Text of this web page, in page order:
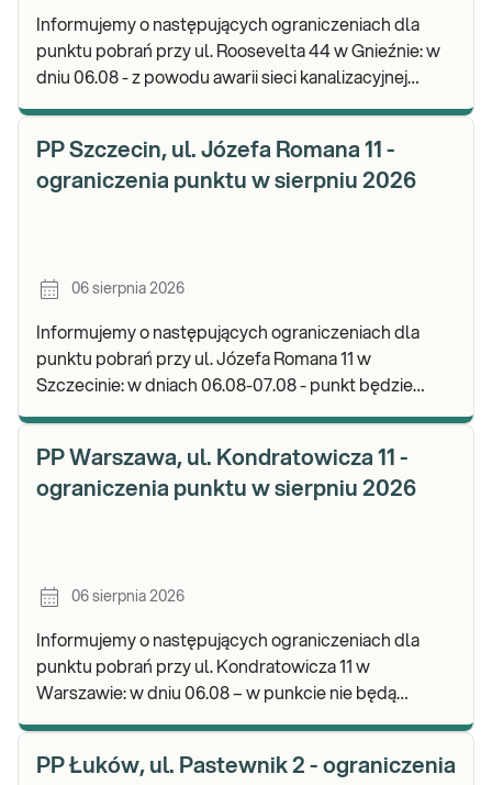
Informujemy o następujących ograniczeniach dla
punktu pobrań przy ul. Roosevelta 44 w Gnieźnie: w
dniu 06.08 - z powodu awarii sieci kanalizacyjnej
PP Szczecin, ul. Józefa Romana 11 -
ograniczenia punktu w sierpniu 2026
06 sierpnia 2026
Informujemy o następujących ograniczeniach dla
punktu pobrań przy ul. Józefa Romana 11 w
Szczecinie: w dniach 06.08-07.08 - punkt będzie
PP Warszawa, ul. Kondratowicza 11 -
ograniczenia punktu w sierpniu 2026
06 sierpnia 2026
Informujemy o następujących ograniczeniach dla
punktu pobrań przy ul. Kondratowicza 11 w
Warszawie: w dniu 06.08 – w punkcie nie będą
PP Łuków, ul. Pastewnik 2 - ograniczenia